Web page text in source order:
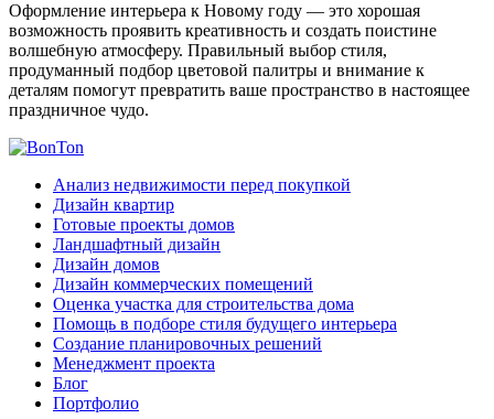
Оформление интерьера к Новому году — это хорошая
возможность проявить креативность и создать поистине
волшебную атмосферу. Правильный выбор стиля,
продуманный подбор цветовой палитры и внимание к
деталям помогут превратить ваше пространство в настоящее
праздничное чудо.
Анализ недвижимости перед покупкой
Дизайн квартир
Готовые проекты домов
Ландшафтный дизайн
Дизайн домов
Дизайн коммерческих помещений
Оценка участка для строительства дома
Помощь в подборе стиля будущего интерьера
Создание планировочных решений
Менеджмент проекта
Блог
Портфолио